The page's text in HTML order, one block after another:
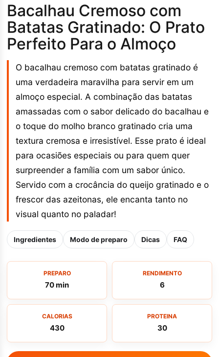
Bacalhau Cremoso com
Batatas Gratinado: O Prato
Perfeito Para o Almoço
O bacalhau cremoso com batatas gratinado é
uma verdadeira maravilha para servir em um
almoço especial. A combinação das batatas
amassadas com o sabor delicado do bacalhau e
o toque do molho branco gratinado cria uma
textura cremosa e irresistível. Esse prato é ideal
para ocasiões especiais ou para quem quer
surpreender a família com um sabor único.
Servido com a crocância do queijo gratinado e o
frescor das azeitonas, ele encanta tanto no
visual quanto no paladar!
Ingredientes Modo de preparo Dicas FAQ
PREPARO
70 min
RENDIMENTO
6
CALORIAS
430
PROTEINA
30